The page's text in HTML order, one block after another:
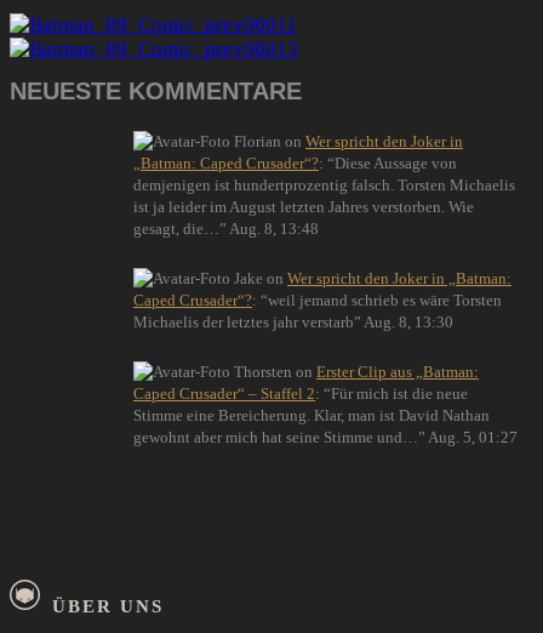
NEUESTE KOMMENTARE
Florian on Wer spricht den Joker in
„Batman: Caped Crusader“?: “Diese Aussage von
demjenigen ist hundertprozentig falsch. Torsten Michaelis
ist ja leider im August letzten Jahres verstorben. Wie
gesagt, die… ” Aug. 8, 13:48
Jake on Wer spricht den Joker in „Batman:
Caped Crusader“?: “weil jemand schrieb es wäre Torsten
Michaelis der letztes jahr verstarb” Aug. 8, 13:30
Thorsten on Erster Clip aus „Batman:
Caped Crusader“ – Staffel 2: “Für mich ist die neue
Stimme eine Bereicherung. Klar, man ist David Nathan
gewohnt aber mich hat seine Stimme und… ” Aug. 5, 01:27
ÜBER UNS